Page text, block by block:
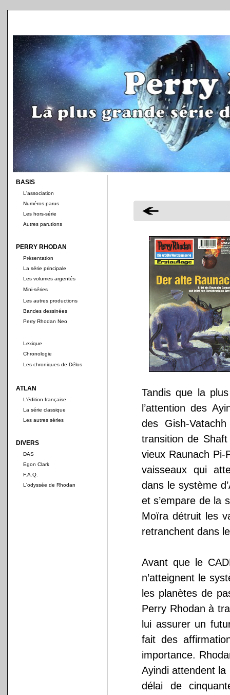
BASIS
L'association
Numéros parus
Les hors-série
Autres parutions
PERRY RHODAN
Présentation
La série principale
Les volumes argentés
Mini-séries
Les autres productions
Bandes dessinées
Perry Rhodan Neo
Lexique
Chronologie
Les chroniques de Délos
ATLAN
L'édition française
La série classique
Les autres séries
DIVERS
DAS
Egon Clark
F.A.Q.
L'odyssée de Rhodan
Tandis que la
l’attention des
des Gish-
transition de
vieux Raunach Pi-
vaisseaux qui
dans le système
et s’empare de la
Moïra détruit les
retranchent dans
Avant que le
n’atteignent le
les planètes de
Perry Rhodan à
lui assurer un
fait des
importance.
Ayindi attendent
délai de